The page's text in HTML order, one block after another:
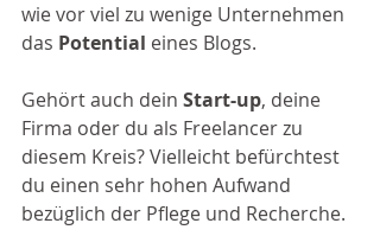
wie vor viel zu wenige Unternehmen
das Potential eines Blogs.
Gehört auch dein Start-up, deine
Firma oder du als Freelancer zu
diesem Kreis? Vielleicht befürchtest
du einen sehr hohen Aufwand
bezüglich der Pflege und Recherche.